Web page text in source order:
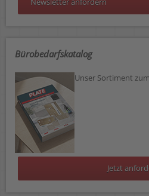
Bürobedarfskatalog
Unser Sortiment
Jetzt